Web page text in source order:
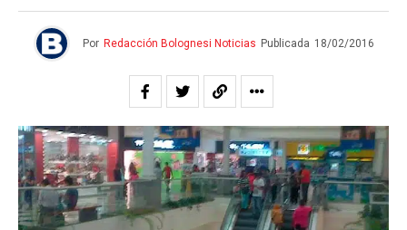
Por Redacción Bolognesi Noticias Publicada 18/02/2016